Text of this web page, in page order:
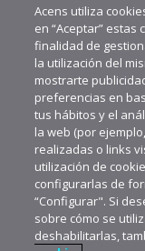
Acens utiliza
en “Aceptar” estas
finalidad de
la utilización del
mostrarte
preferencias en
tus hábitos y el
la web (por
realizadas o links
utilización de
configurarlas de
“Configurar". Si
sobre cómo se
deshabilitarlas,